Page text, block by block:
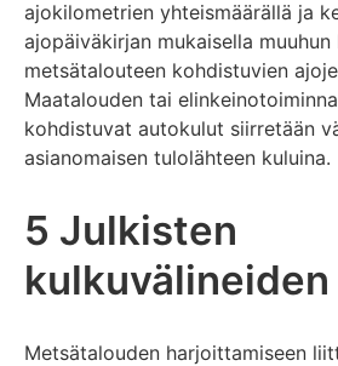
ajokilometrien yhteismäärällä ja
ajopäiväkirjan mukaisella muuhun
metsätalouteen kohdistuvien
Maatalouden tai
kohdistuvat autokulut siirretään
asianomaisen tulolähteen kuluina.
5 Julkisten
Metsätalouden harjoittamiseen